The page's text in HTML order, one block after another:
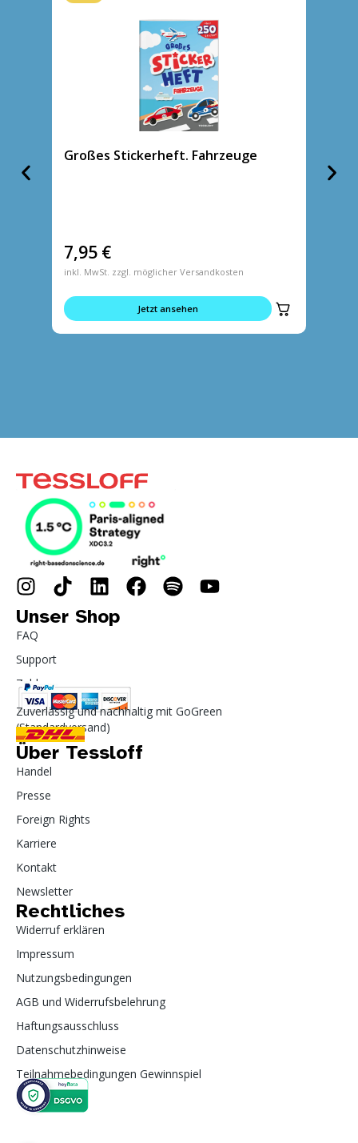
Großes Stickerheft. Fahrzeuge
7,95 €
inkl. MwSt. zzgl. möglicher Versandkosten
Jetzt ansehen
Unser Shop
FAQ
Support
Zahlung
Zuverlässig und nachhaltig mit GoGreen
(Standardversand)
Über Tessloff
Handel
Presse
Foreign Rights
Karriere
Kontakt
Newsletter
Rechtliches
Widerruf erklären
Impressum
Nutzungsbedingungen
AGB und Widerrufsbelehrung
Haftungsausschluss
Datenschutzhinweise
Teilnahmebedingungen Gewinnspiel